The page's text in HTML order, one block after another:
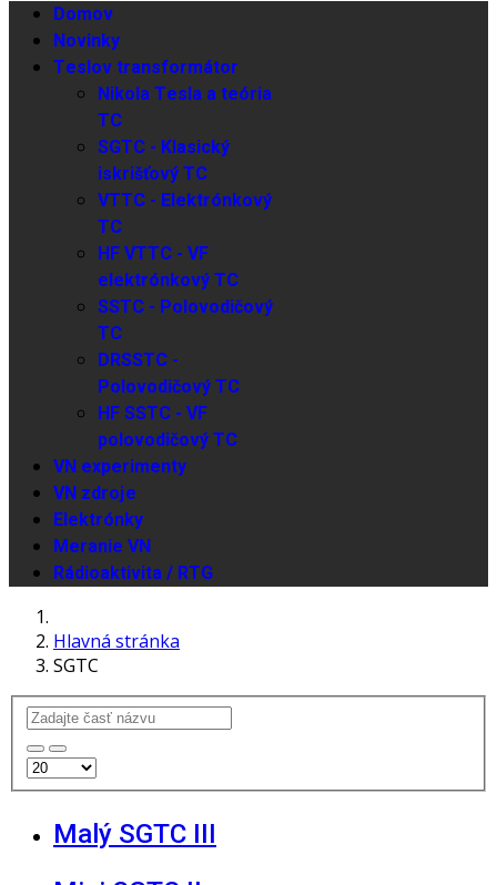
Domov
Novinky
Teslov transformátor
Nikola Tesla a teória
TC
SGTC - Klasický
iskrišťový TC
VTTC - Elektrónkový
TC
HF VTTC - VF
elektrónkový TC
SSTC - Polovodičový
TC
DRSSTC -
Polovodičový TC
HF SSTC - VF
polovodičový TC
VN experimenty
VN zdroje
Elektrónky
Meranie VN
Rádioaktivita / RTG
Hlavná stránka
SGTC
Malý SGTC III